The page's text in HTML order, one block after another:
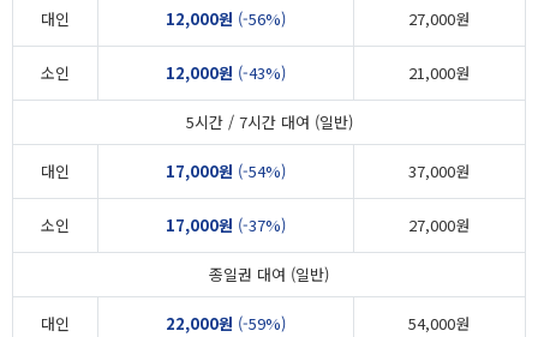
대인 12,000원 (-56%) 27,000원
소인 12,000원 (-43%) 21,000원
5시간 / 7시간 대여 (일반)
대인 17,000원 (-54%) 37,000원
소인 17,000원 (-37%) 27,000원
종일권 대여 (일반)
대인 22,000원 (-59%) 54,000원